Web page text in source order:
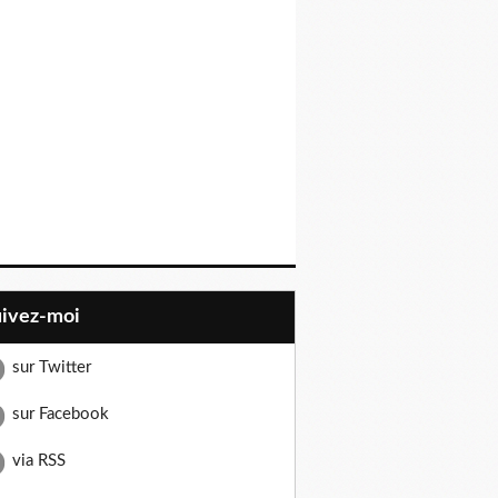
moi
sur Twitter
sur Facebook
via RSS